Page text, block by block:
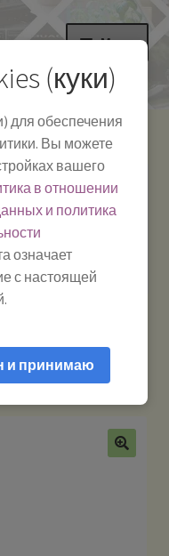
Меню
Телефон:+7-
391-249-1040
Тел.|WA|Telegram:
+79029904090
автомобильная 27
(куки)
для обеспечения
Вы можете
вашего
в отношении
и политика
означает
с настоящей
и принимаю